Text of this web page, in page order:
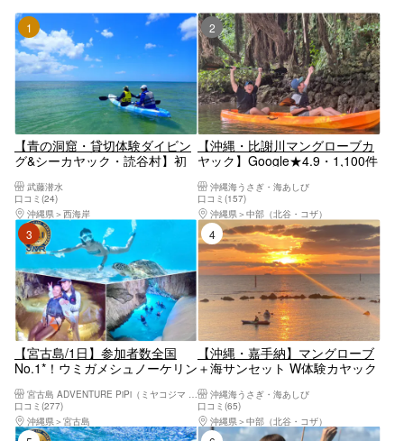
1位
【青の洞窟・貸切体験ダイビン
グ&シーカヤック・読谷村】初
ーカヤック体験
武藤潜水
口コミ(24)
沖縄県
西海岸
2位
【沖縄・比謝川マングローブカ
ヤック】Google★4.9・1,100件
｜2歳〜OK・1日5便・撮影デー
タ無料・温水シャワーあり
沖縄海うさぎ・海あしび
口コミ(157)
沖縄県
中部（北谷・コザ）
3位
【宮古島/1日】参加者数全国
No.1*！ウミガメシュノーケリン
ヤック！写真データ&島内送迎
無料！
口コミ(277)
沖縄県
宮古島
4位
【沖縄・嘉手納】マングローブ
＋海サンセット W体験カヤック
ら夕日へ漕ぎ出 す｜2歳〜84歳
OK・撮影データ無料・当日予約
◎
沖縄海うさぎ・海あしび
口コミ(65)
沖縄県
中部（北谷・コザ）